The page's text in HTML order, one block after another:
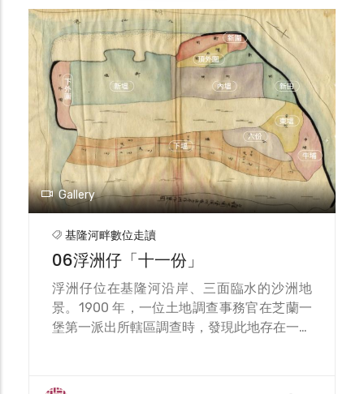
流傳「新河道穿過社子島直通北口」的想像；
實際施工則把新河道導入溪洲底等段，未真正
貫穿島體，卻改變了島前後河段的沖淤重分配
與航道維持，並伴隨關渡門檻整治與左岸管制
的系列措施。自此，社子島長期夾在河道改
線、防洪堤線與土地管制之間，承受航安、沖
淤與開發限制的連鎖效應。 總結而言，社子
島是一座被洪水與潮汐長年雕塑的半島：地理
上位於感潮帶、土地易流失；人文上以水路為
脈絡，發展出抽籤換地等社群機制；經濟上曾
憑渡仔頭的蜆業與小港口繁盛；治理上又被番
仔溝封填、基隆河截彎取直與防洪體系深刻改
寫。理解社子島，也就讀懂臺北盆地出口的水
文條件、聚落韌性與近代治理轉折。
盆地出海門的開闔。 而這幅怡人的風景，恰
好站在臺北治水與地貌變遷的關鍵門檻上。社
子島位於兩河匯流帶，是由河道彎曲與泥沙堆
積塑成的沙洲半島，夾在淡水主河與基隆河舊
河道之間，直接承受上游來沙與關渡感潮水位
的影響。近代以來，這裡一直是觀察「盆地出
流—感潮回應—人為整治」互動的窗口：上游
有士林段截彎取直，下游有關渡隘口的整治，
側向則以分洪體系分擔洪峰，社子島的洲形與
流路也隨之調整。戰後初期曾以「改道／拓
寬」為主軸（新河道、浚深、拓寬瓶頸），但
1965 年後的實測與水工模型顯示，感潮段
航道與河口地形；治理遂轉向「分流分擔洪
峰」，為二重疏洪道等方案定調。同時，自
1968 年起左岸洪水平原劃設一、二級管制區
——先預留疏洪與天然洩洪走廊、再決工程細
身：島頭公園所在的社子島最北端，正是過去
Gallery
基隆河畔數位走讀
06浮洲仔「十一份」
浮洲仔位在基隆河沿岸、三面臨水的沙洲地
景。1900 年，一位土地調查事務官在芝蘭一
堡第一派出所轄區調查時，發現此地存在一種
戶共同經營，通稱「十一份」。其源可追溯至